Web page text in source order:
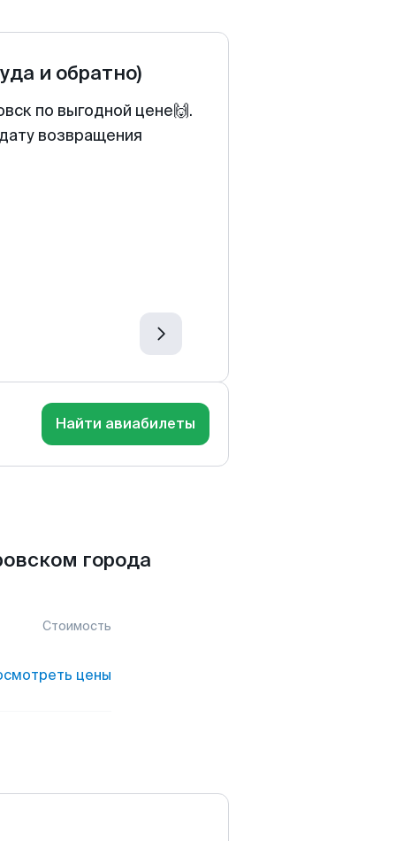
и обратно)
по выгодной цене🙌.
возвращения
Найти авиабилеты
города
Стоимость
цены